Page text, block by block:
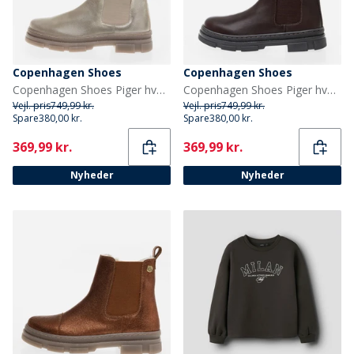
Copenhagen Shoes
Copenhagen Shoes Piger hverdag Piger støvler 0051 Gold
Vejl. pris749,99 kr.
Spare380,00 kr.
Current
369,99 kr.
Nyheder
Copenhagen Shoes
Copenhagen Shoes Piger hverdag Piger støvler 847 Dark Brown
Vejl. pris749,99 kr.
Spare380,00 kr.
Current
369,99 kr.
Nyheder